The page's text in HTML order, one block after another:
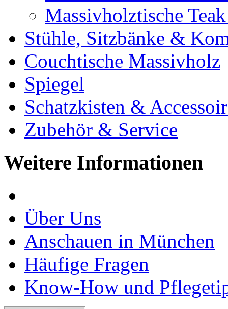
Massivholztische
Stühle, Sitzbänke &
Couchtische Massivholz
Spiegel
Schatzkisten &
Zubehör & Service
Weitere Informationen
Über Uns
Anschauen in München
Häufige Fragen
Know-How und